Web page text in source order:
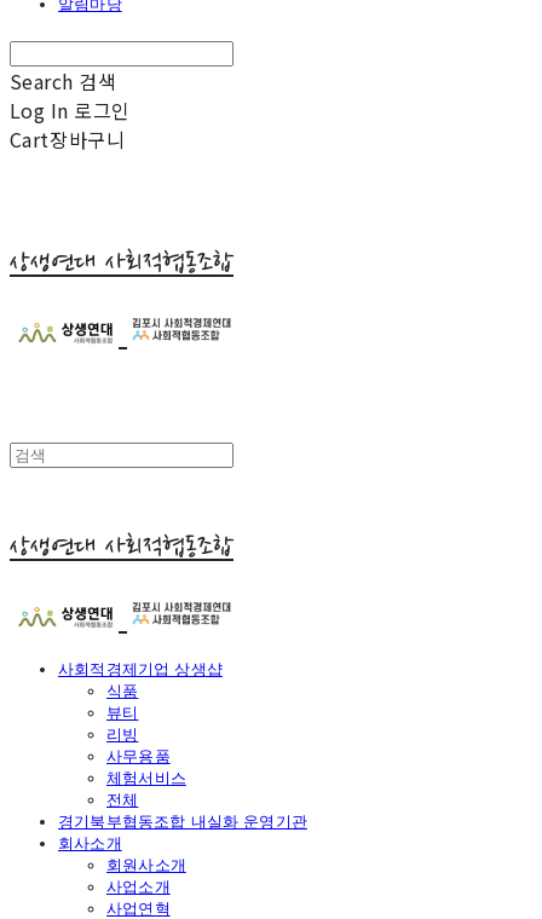
알림마당
Search 검색
Log In 로그인
Cart장바구니
상생연대 사회적협동조합
상생연대 사회적협동조합
사회적경제기업 상생샵
식품
뷰티
리빙
사무용품
체험서비스
전체
경기북부협동조합 내실화 운영기관
회사소개
회원사소개
사업소개
사업연혁